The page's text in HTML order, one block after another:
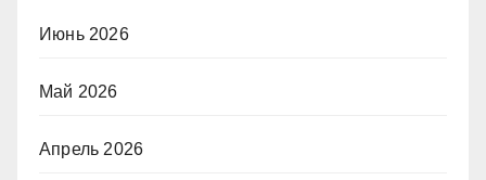
Июнь 2026
Май 2026
Апрель 2026